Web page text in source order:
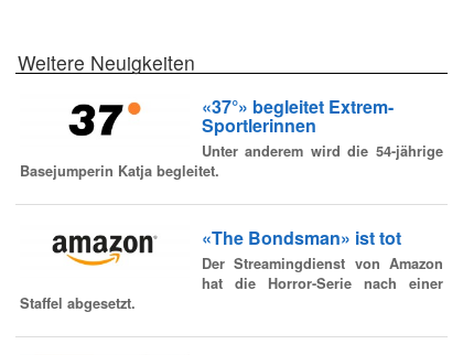
Weitere Neuigkeiten
«37°» begleitet Extrem-
Sportlerinnen
Unter anderem wird die 54-jährige
Basejumperin Katja begleitet.
«The Bondsman» ist tot
Der Streamingdienst von Amazon
hat die Horror-Serie nach einer
Staffel abgesetzt.